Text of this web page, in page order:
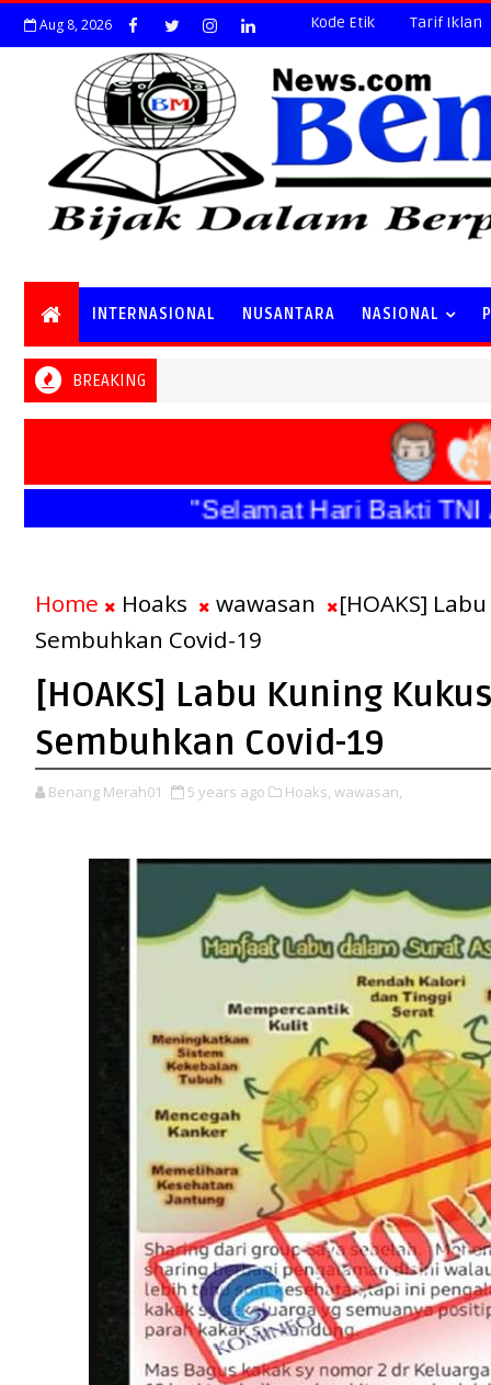
Aug 8, 2026 Kode Etik Tarif Iklan
INTERNASIONAL NUSANTARA NASIONAL
BREAKING
"Selamat Hari Bakti TNI
Home Hoaks wawasan
[HOAKS]
Sembuhkan Covid-19
[HOAKS] Labu Kuning
Sembuhkan Covid-19
Benang Merah01 5 years ago Hoaks, wawasan,